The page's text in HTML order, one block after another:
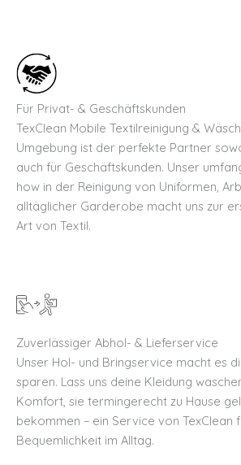
Für Privat- & Geschäftskunden
TexClean Mobile Textilreinigung &
Umgebung ist der perfekte Partner
auch für Geschäftskunden. Unser
how in der Reinigung von Uniformen,
alltäglicher Garderobe macht uns zur
Art von Textil.
Zuverlässiger Abhol- & Lieferservice
Unser Hol- und Bringservice macht es
sparen. Lass uns deine Kleidung
Komfort, sie termingerecht zu Hause
bekommen – ein Service von TexClean
Bequemlichkeit im Alltag.